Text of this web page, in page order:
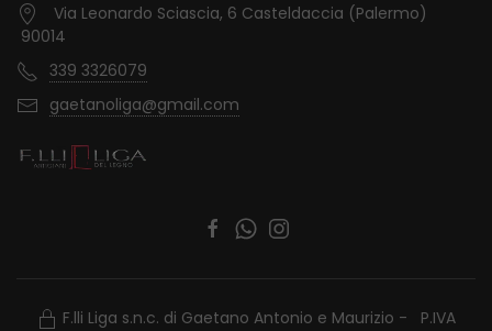
Via Leonardo Sciascia, 6 Casteldaccia (Palermo)
90014
339 3326079
gaetanoliga@gmail.com
F.lli Liga s.n.c. di Gaetano Antonio e Maurizio - P.IVA